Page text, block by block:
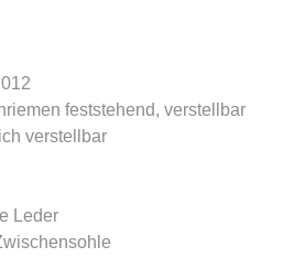
feststehend, verstellbar
verstellbar
Leder